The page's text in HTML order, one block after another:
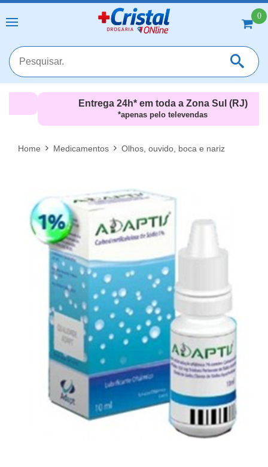
0
FECHAR [X]
Entrega 24h* em toda a Zona Sul (RJ)
*apenas pelo televendas
Home Medicamentos Olhos, ouvido, boca e nariz